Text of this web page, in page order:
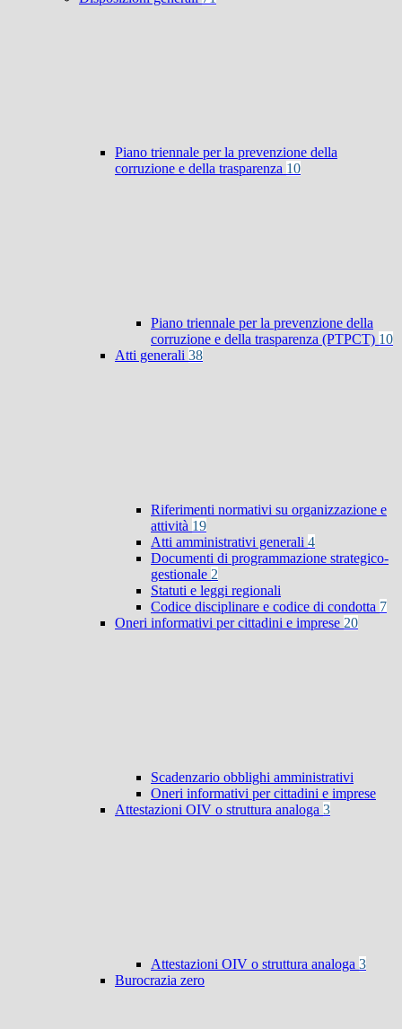
Piano triennale per la prevenzione della
corruzione e della trasparenza 10
Piano triennale per la prevenzione della
corruzione e della trasparenza (PTPCT) 10
Atti generali 38
Riferimenti normativi su organizzazione e
attività 19
Atti amministrativi generali 4
Documenti di programmazione strategico-
gestionale 2
Statuti e leggi regionali
Codice disciplinare e codice di condotta 7
Oneri informativi per cittadini e imprese 20
Scadenzario obblighi amministrativi
Oneri informativi per cittadini e imprese
Attestazioni OIV o struttura analoga 3
Attestazioni OIV o struttura analoga 3
Burocrazia zero